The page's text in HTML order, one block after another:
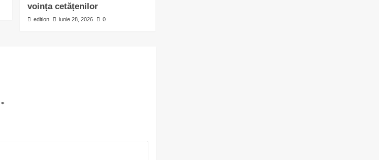
voința cetățenilor
edition iunie 28, 2026 0
*